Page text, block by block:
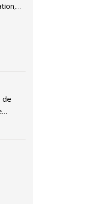
de